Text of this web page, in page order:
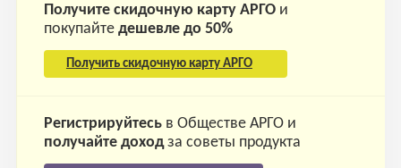
Получите скидочную карту АРГОи
покупайте дешевле до 50%
Получить скидочную карту АРГО
Регистрируйтесьв Обществе АРГО и
получайте доходза советы продукта